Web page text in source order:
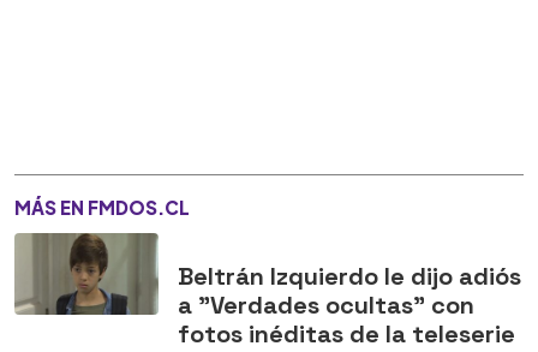
MÁS EN FMDOS.CL
Beltrán Izquierdo le dijo adiós
a "Verdades ocultas" con
fotos inéditas de la teleserie